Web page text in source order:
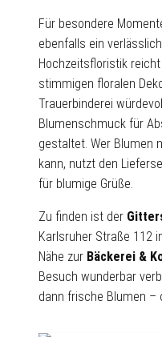
Für besondere
ebenfalls ein
Hochzeitsfloristik
stimmigen floralen
Trauerbinderei
Blumenschmuck für
gestaltet. Wer Blumen
kann, nutzt den
für blumige Grüße.
Zu finden ist der
Karlsruher Straße 112
Nähe zur Bäckerei &
Besuch wunderbar
dann frische Blumen –